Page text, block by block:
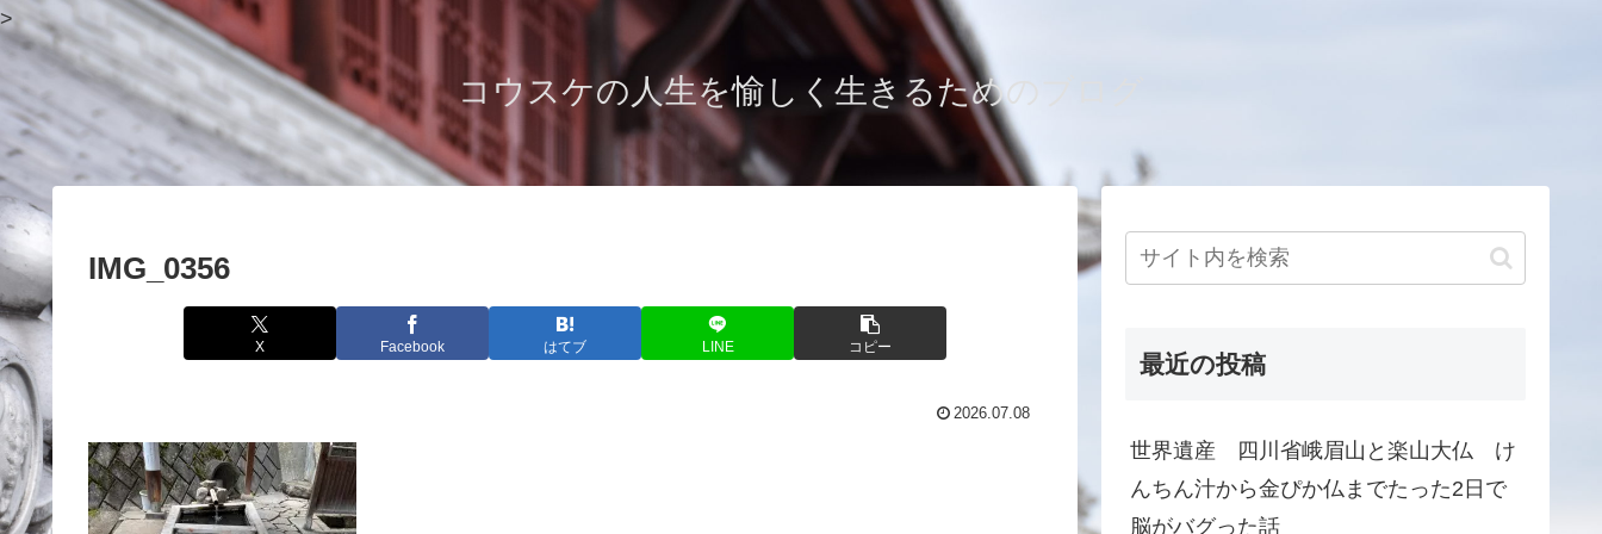
>
コウスケの人生を愉しく生きるためのブログ
IMG_0356
X Facebook はてブ LINE コピー
2026.07.08
最近の投稿
世界遺産 四川省峨眉山と楽山大仏 け
んちん汁から金ぴか仏までたった2日で
脳がバグった話